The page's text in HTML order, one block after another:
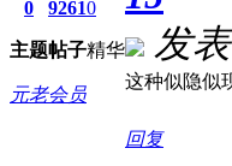
0
主题
9261
帖子
0
精华
元老会员
发
这种似隐似
回复